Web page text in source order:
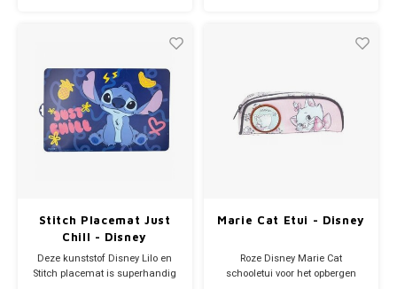
Stitch Placemat Just
Chill - Disney
Deze kunststof Disney Lilo en
Stitch placemat is superhandig
Marie Cat Etui - Disney
Roze Disney Marie Cat
schooletui voor het opbergen